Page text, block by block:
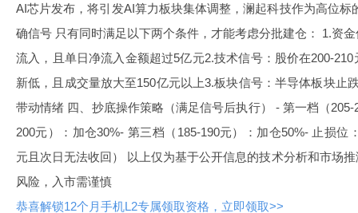
AI芯片发布，将引发AI算力板块集体调整，澜起科技作为高位
确信号 只有同时满足以下两个条件，才能考虑分批建仓： 1.资
流入，且单日净流入金额超过5亿元2.技术信号：股价在200-
新低，且成交量放大至150亿元以上3.板块信号：半导体板块止
带动情绪 四、抄底操作策略（满足信号后执行） - 第一档（
200元）：加仓30%- 第三档（185-190元）：加仓50%- 止损位
元且次日无法收回） 以上仅为基于公开信息的技术分析和市场
风险，入市需谨慎
恭喜解锁12个月手机L2专属领取资格，立即领取>>